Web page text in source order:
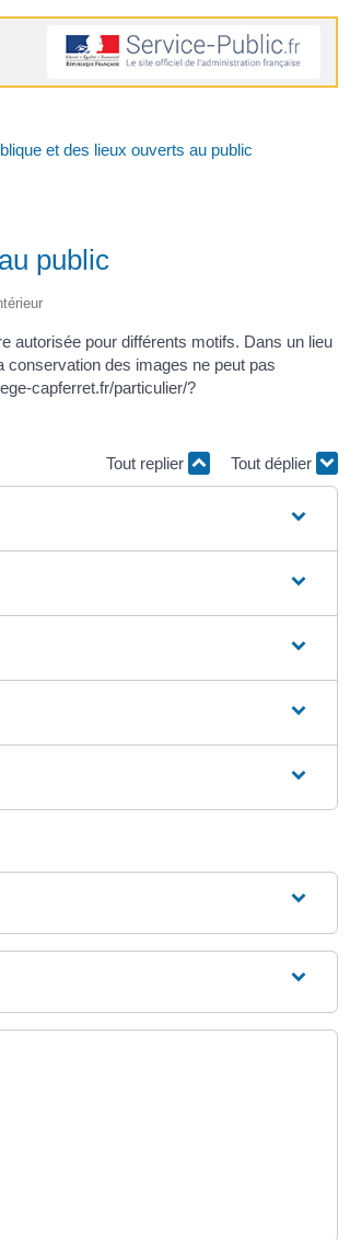
et des lieux ouverts au public
public
autorisée pour différents motifs. Dans un lieu
des images ne peut pas
capferret.fr/particulier/?
Tout replier Tout déplier